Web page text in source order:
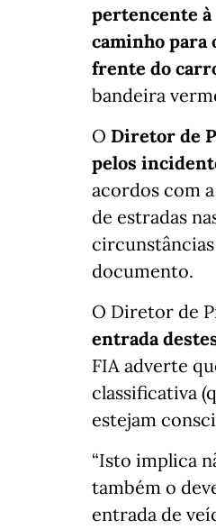
pertencente à
caminho para
frente do
bandeira
O Diretor de
pelos
acordos com
de estradas
documento.
O Diretor de
entrada
FIA adverte
classificativa
estejam
“Isto implica
também o
entrada de